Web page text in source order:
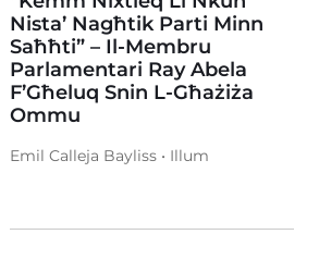
Nista’ Nagħtik Parti Minn
Saħħti” – Il-Membru
Parlamentari Ray Abela
F’Għeluq Snin L-Għażiża
Ommu
Emil Calleja Bayliss • Illum